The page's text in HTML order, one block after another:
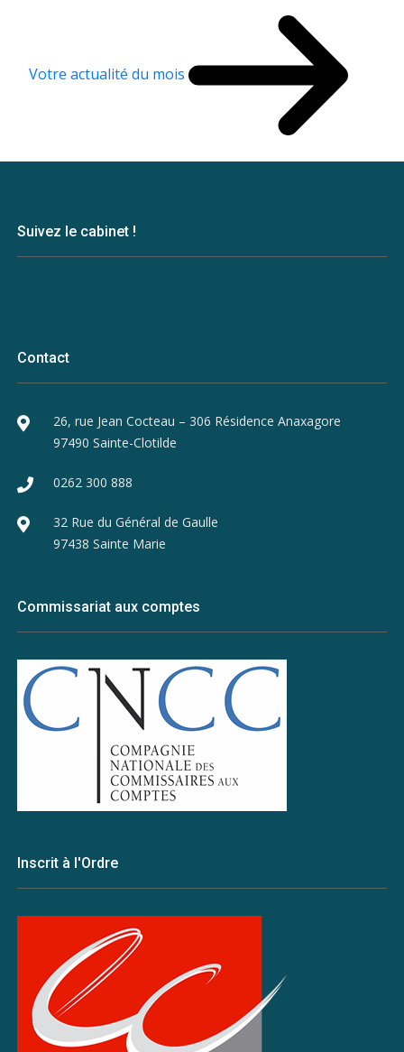
Votre actualité du mois
Suivez le cabinet !
Contact
26, rue Jean Cocteau – 306 Résidence Anaxagore
97490 Sainte-Clotilde
0262 300 888
32 Rue du Général de Gaulle
97438 Sainte Marie
Commissariat aux comptes
Inscrit à l'Ordre